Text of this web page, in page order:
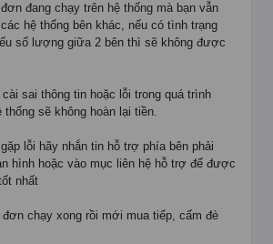
đang chạy trên hệ thống mà bạn vẫn
hệ thống bên khác, nếu có tình trạng
số lượng giữa 2 bên thì sẽ không được
sai thông tin hoặc lỗi trong quá trình
thống sẽ không hoàn lại tiền.
lỗi hãy nhắn tin hỗ trợ phía bên phải
hình hoặc vào mục liên hệ hỗ trợ để được
nhất
chạy xong rồi mới mua tiếp, cấm đè